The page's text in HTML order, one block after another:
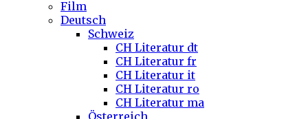
Film
Deutsch
Schweiz
CH Literatur dt
CH Literatur fr
CH Literatur it
CH Literatur ro
CH Literatur ma
Österreich